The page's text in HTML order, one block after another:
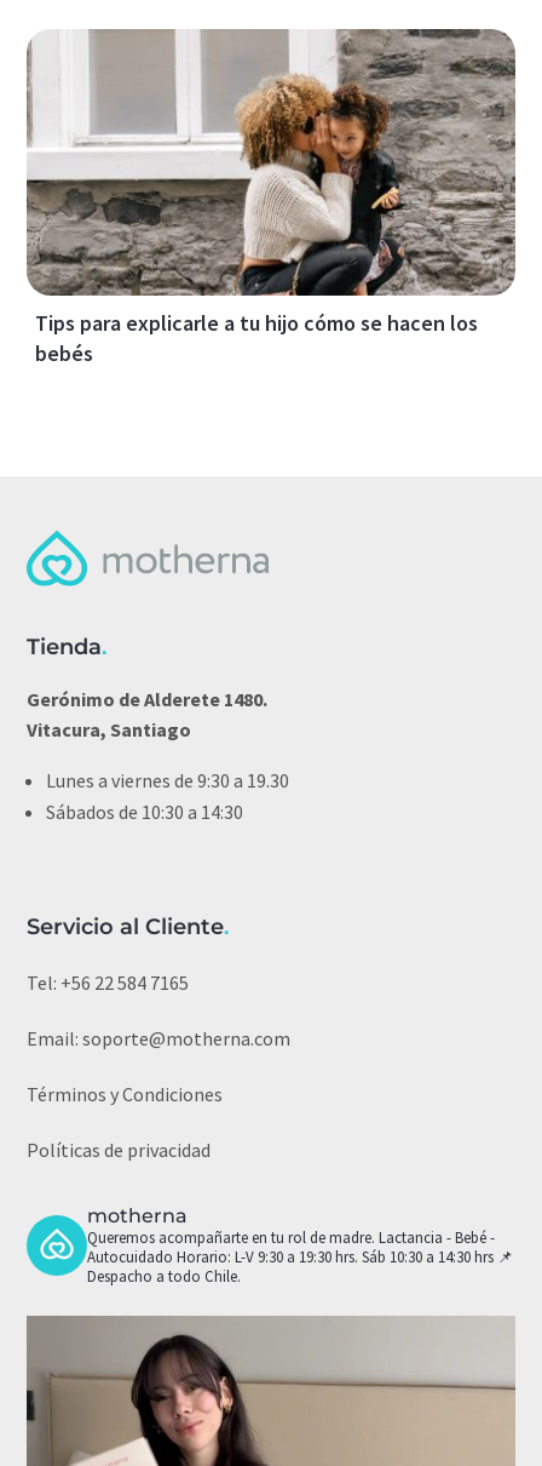
Tips para explicarle a tu hijo cómo se hacen los
bebés
Tienda.
Gerónimo de Alderete 1480.
Vitacura, Santiago
Lunes a viernes de 9:30 a 19.30
Sábados de 10:30 a 14:30
Servicio al Cliente.
Tel: +56 22 584 7165
Email:soporte@motherna.com
Términos y Condiciones
Políticas de privacidad
motherna
Queremos acompañarte en tu rol de madre. Lactancia - Bebé -
Autocuidado Horario: L-V 9:30 a 19:30 hrs. Sáb 10:30 a 14:30 hrs 📌
Despacho a todo Chile.